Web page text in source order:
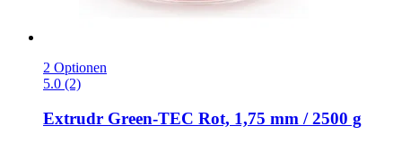
2 Optionen
5.0 (2)
Extrudr Green-​TEC Rot, 1,75 mm / 2500 g